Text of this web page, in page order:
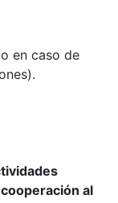
en caso de
al